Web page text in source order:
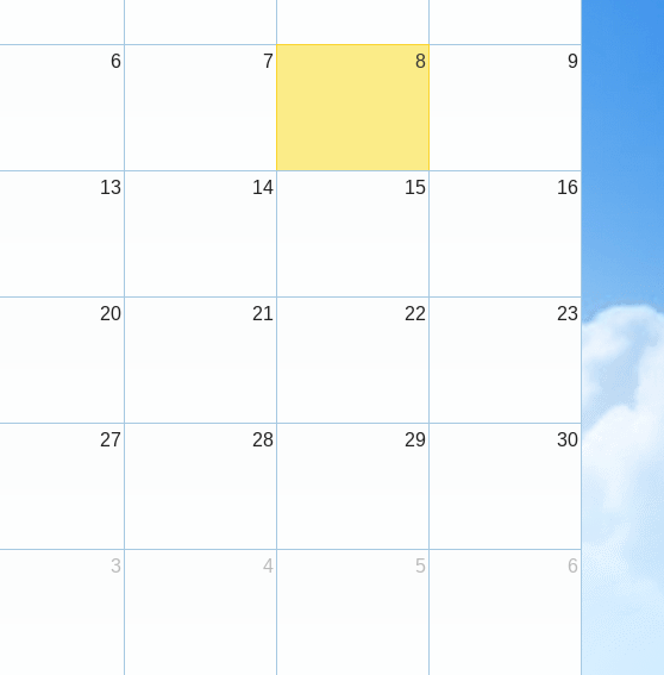
6 7 8 9
13 14 15 16
20 21 22 23
27 28 29 30
3 4 5 6